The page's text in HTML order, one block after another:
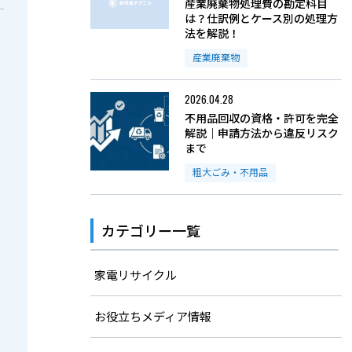
産業廃棄物処理費の勘定科目
は？仕訳例とケース別の処理方
法を解説！
産業廃棄物
2026.04.28
不用品回収の資格・許可を完全
解説｜申請方法から違反リスク
まで
粗大ごみ・不用品
カテゴリー一覧
家電リサイクル
お役立ちメディア情報